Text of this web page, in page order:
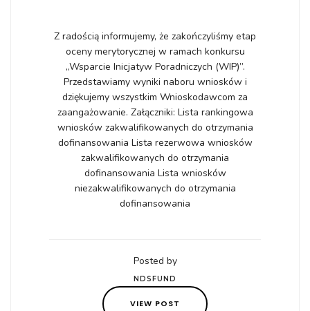
Z radością informujemy, że zakończyliśmy etap
oceny merytorycznej w ramach konkursu
„Wsparcie Inicjatyw Poradniczych (WIP)”.
Przedstawiamy wyniki naboru wniosków i
dziękujemy wszystkim Wnioskodawcom za
zaangażowanie. Załączniki: Lista rankingowa
wniosków zakwalifikowanych do otrzymania
dofinansowania Lista rezerwowa wniosków
zakwalifikowanych do otrzymania
dofinansowania Lista wniosków
niezakwalifikowanych do otrzymania
dofinansowania
Posted by
NDSFUND
VIEW POST